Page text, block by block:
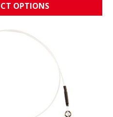
OPTIONS